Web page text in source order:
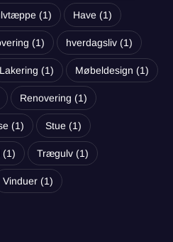
(1) Have (1)
(1) hverdagsliv (1)
Lakering (1) Møbeldesign (1)
Renovering (1)
(1) Stue (1)
(1) Trægulv (1)
Vinduer (1)